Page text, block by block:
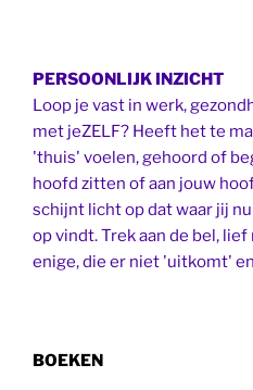
PERSOONLIJK INZICHT
Loop je vast in werk,
met jeZELF? Heeft het te
'thuis' voelen, gehoord of
hoofd zitten of aan jouw
schijnt licht op dat waar jij
op vindt. Trek aan de bel,
enige, die er niet 'uitkomt'
BOEKEN